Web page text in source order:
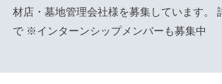
材店・墓地管理会社様を募集しています。
で ※インターンシップメンバーも募集中